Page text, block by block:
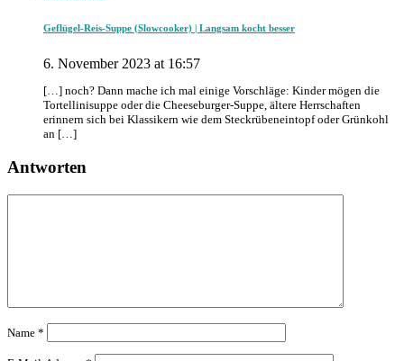
Geflügel-Reis-Suppe (Slowcooker) | Langsam kocht besser
6. November 2023 at 16:57
[…] noch? Dann mache ich mal einige Vorschläge: Kinder mögen die
Tortellinisuppe oder die Cheeseburger-Suppe, ältere Herrschaften
erinnern sich bei Klassikern wie dem Steckrübeneintopf oder Grünkohl
an […]
Antworten
Name *